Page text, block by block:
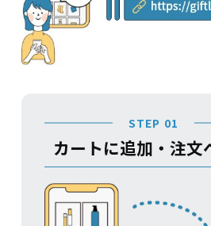
STEP 01
カートに追加・注文